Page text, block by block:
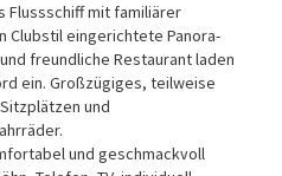
Flussschiff mit familiärer
Clubstil eingerichtete Panora-
freundliche Restaurant laden
ein. Großzügiges, teilweise
und
und geschmackvoll